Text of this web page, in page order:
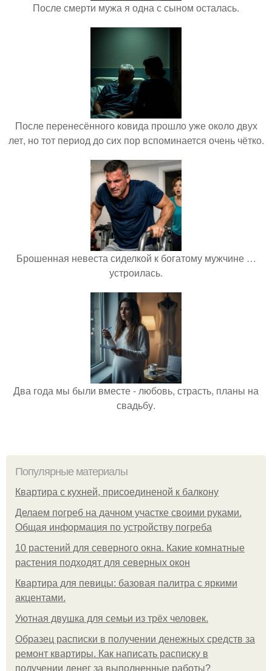
После смерти мужа я одна с сыном осталась.
После перенесённого ковида прошло уже около двух
лет, но тот период до сих пор вспоминается очень чётко.
Брошенная невеста сиделкой к богатому мужчине …
устроилась.
Два года мы были вместе - любовь, страсть, планы на
свадьбу.
Популярные материалы
Квартира с кухней, присоединеной к балкону
Делаем погреб на дачном участке своими руками.
Общая информация по устройству погреба
10 растений для северного окна. Какие комнатные
растения подходят для северных окон
Квартира для певицы: базовая палитра с яркими
акцентами.
Уютная двушка для семьи из трёх человек.
Образец расписки в получении денежных средств за
ремонт квартиры. Как написать расписку в
получении денег за выполненные работы?